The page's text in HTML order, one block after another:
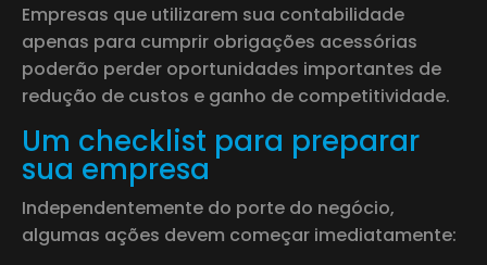
Empresas que utilizarem sua contabilidade
apenas para cumprir obrigações acessórias
poderão perder oportunidades importantes de
redução de custos e ganho de competitividade.
Um checklist para preparar
sua empresa
Independentemente do porte do negócio,
algumas ações devem começar imediatamente: